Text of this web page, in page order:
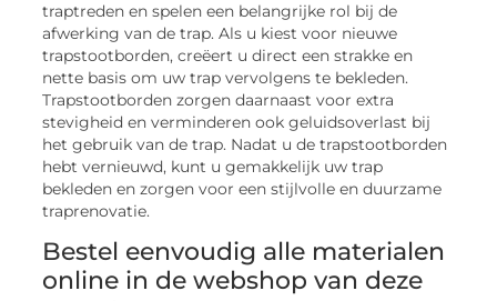
traptreden en spelen een belangrijke rol bij de
afwerking van de trap. Als u kiest voor nieuwe
trapstootborden, creëert u direct een strakke en
nette basis om uw trap vervolgens te bekleden.
Trapstootborden zorgen daarnaast voor extra
stevigheid en verminderen ook geluidsoverlast bij
het gebruik van de trap. Nadat u de trapstootborden
hebt vernieuwd, kunt u gemakkelijk uw trap
bekleden en zorgen voor een stijlvolle en duurzame
traprenovatie.
Bestel eenvoudig alle materialen
online in de webshop van deze